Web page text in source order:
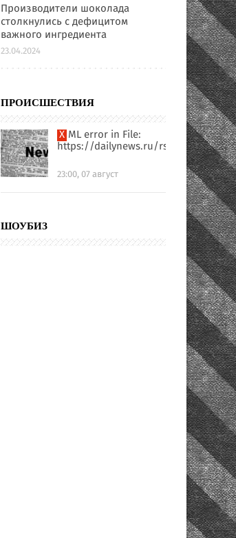
Производители шоколада
столкнулись с дефицитом
важного ингредиента
23.04.2024
ПРОИСШЕСТВИЯ
XML error in File:
https://dailynews.ru/rssfull.xml
23:00, 07 август
ШОУБИЗ